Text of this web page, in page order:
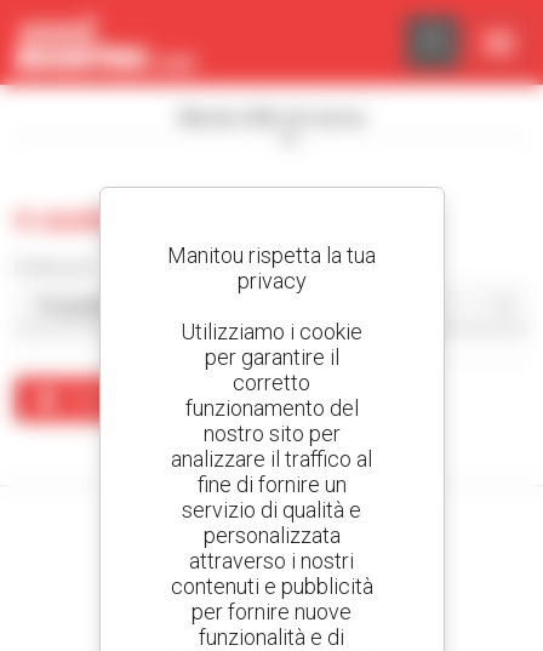
0 usate asfaltatrice
Crea un avviso
Nessun risultato corrisponde alla ricerca.
Crea avvisi
e ricevi annunci di materiale d'occasione
Pannello di gestione dei cookies
Manitou rispetta la tua
privacy
Utilizziamo i cookie
per garantire il
corretto
funzionamento del
nostro sito per
analizzare il traffico al
fine di fornire un
servizio di qualità e
personalizzata
attraverso i nostri
contenuti e pubblicità
per fornire nuove
funzionalità e di